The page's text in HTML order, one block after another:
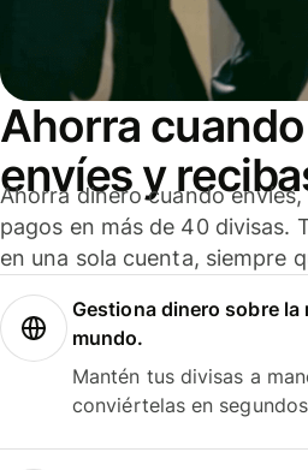
Ahorra
envíes y
Ahorra dinero cuando
pagos en más de 40 divisas.
en una sola cuenta, siempre
Gestiona dinero sobre la
mundo.
Mantén tus divisas a
conviértelas en